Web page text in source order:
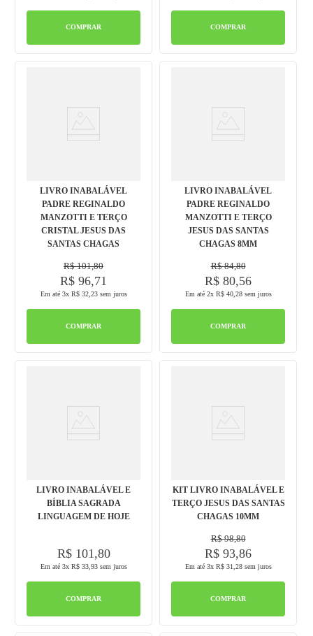
COMPRAR COMPRAR
LIVRO INABALÁVEL
PADRE REGINALDO
MANZOTTI E TERÇO
CRISTAL JESUS DAS
SANTAS CHAGAS
R$ 101,80
R$ 96,71
Em até 3x R$ 32,23sem juros
COMPRAR
LIVRO INABALÁVEL
PADRE REGINALDO
MANZOTTI E TERÇO
JESUS DAS SANTAS
CHAGAS 8MM
R$ 84,80
R$ 80,56
Em até 2x R$ 40,28sem juros
COMPRAR
LIVRO INABALÁVEL E
BÍBLIA SAGRADA
LINGUAGEM DE HOJE
R$ 101,80
Em até 3x R$ 33, 93sem juros
COMPRAR
KIT LIVRO INABALÁVEL E
TERÇO JESUS DAS SANTAS
CHAGAS 10MM
R$ 98,80
R$ 93,86
Em até 3x R$ 31 28sem juros
COMPRAR